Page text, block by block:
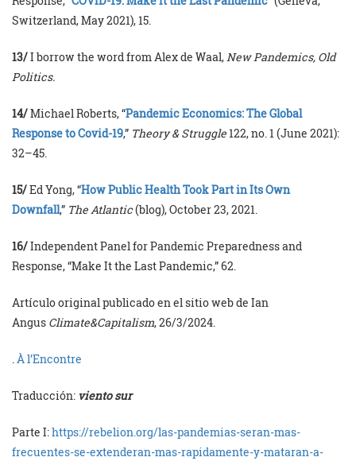
Switzerland, May 2021), 15.
13/I borrow the word from Alex de Waal,New Pandemics, Old
Politics.
14/Michael Roberts, “Pandemic Economics: The Global
Response to Covid-19,” Theory & Struggle122, no. 1 (June 2021):
32–45.
15/Ed Yong, “How Public Health Took Part in Its Own
Downfall,” The Atlantic(blog), October 23, 2021.
16/Independent Panel for Pandemic Preparedness and
Response, “Make It the Last Pandemic,” 62.
Artículo original publicado en el sitio web de Ian
Angus Climate&Capitalism, 26/3/2024.
.À l’Encontre
Traducción: viento sur
Parte I:https://rebelion.org/las-pandemias-seran-mas-
frecuentes-se-extenderan-mas-rapidamente-y-mataran-a-